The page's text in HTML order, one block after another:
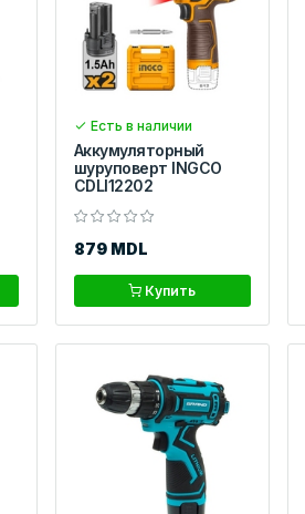
Есть в наличии
Аккумуляторный
шуруповерт INGCO
CDLI12202
879 MDL
Купить